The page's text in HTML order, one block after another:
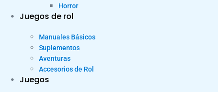
Horror
Juegos de rol
Manuales Básicos
Suplementos
Aventuras
Accesorios de Rol
Juegos